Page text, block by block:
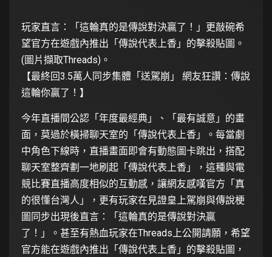
玩家直言：「這輪真的是傳說對決贏了！」更敲碗希
望官方在遊戲內推出「傳說代表上香」的擊殺貼圖。
(圖片擷取Threads)。
【最終回3.5萬人同步集體「送駕崩」 網友狂讚：傳說
這輪你贏了！】
今年直播間公認「年度最經典」、「最有誠意」的畫
面，莫過於橫掃聊天室的「傳說代表上香」。每當劇
中角色下線時，直播畫面即會有動態圖卡跳出，搭配
聊天室整齊劃一地刷起「傳說代表上香」，這種與電
競比賽直播高度相似的互動感，讓網友感嘆官方「真
的很懂台灣人」，更有玩家在見證皇上駕崩與傳說梗
圖同步出現後直言：「這輪真的是傳說對決贏
了！」。甚至有熱血玩家在Threads上公開請願，希望
官方能在遊戲內推出「傳說代表上香」的擊殺貼圖，